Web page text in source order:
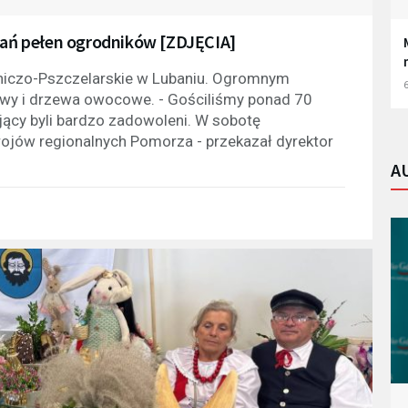
pełen ogrodników [ZDJĘCIA]
Pszczelarskie w Lubaniu. Ogromnym
i drzewa owocowe. - Gościliśmy ponad 70
byli bardzo zadowoleni. W sobotę
regionalnych Pomorza - przekazał dyrektor